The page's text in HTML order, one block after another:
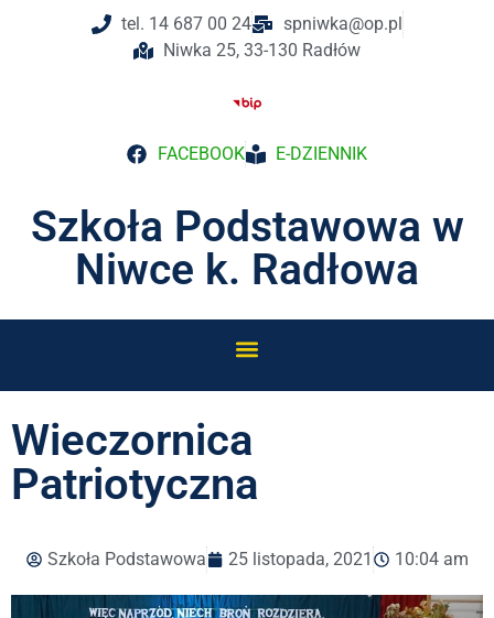
tel. 14 687 00 24
spniwka@op.pl
Niwka 25, 33-130 Radłów
FACEBOOK E-DZIENNIK
Szkoła Podstawowa w
Niwce k. Radłowa
Wieczornica
Patriotyczna
Szkoła Podstawowa 25 listopada, 2021 10:04 am